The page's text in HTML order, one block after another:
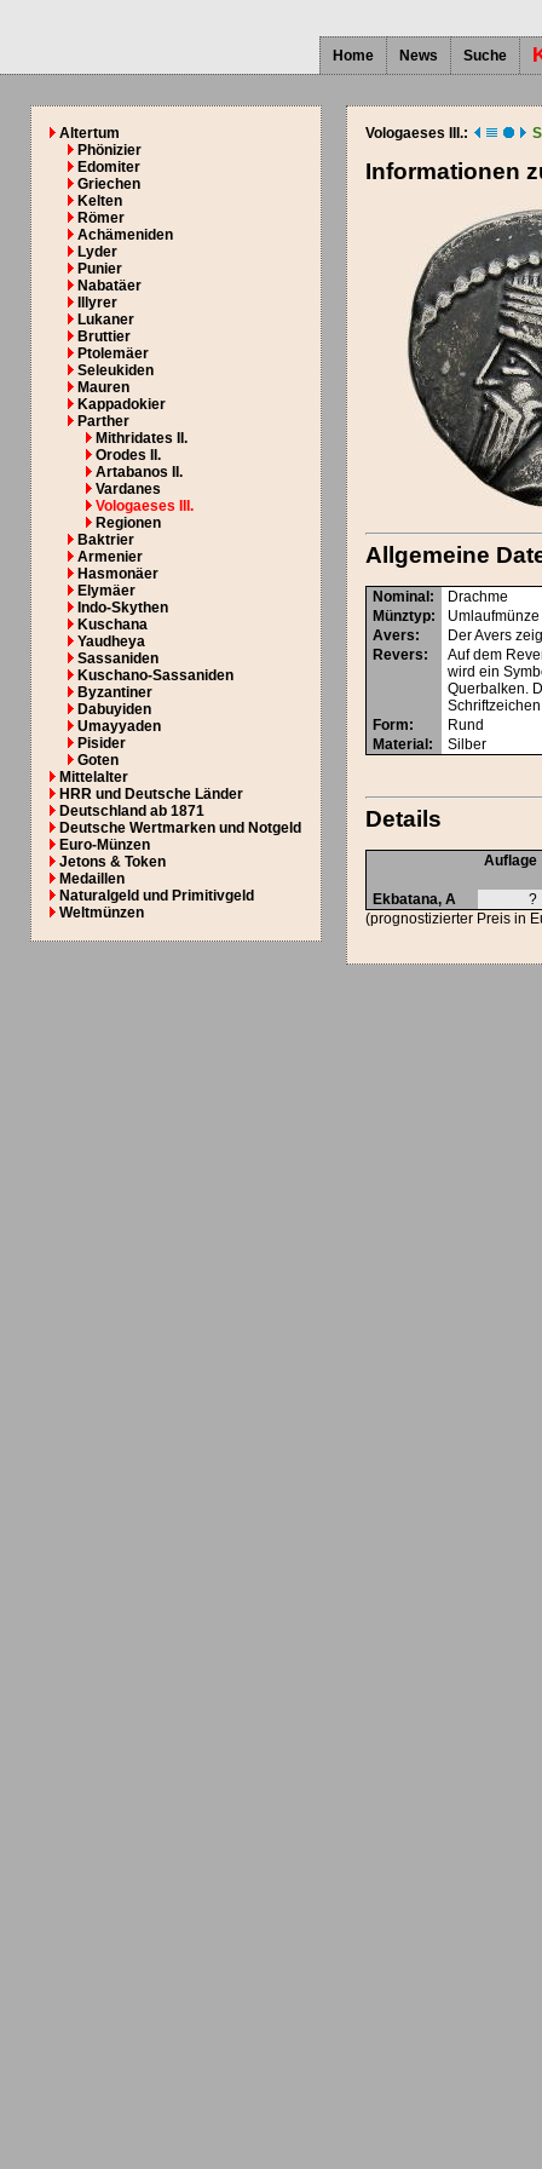
Home News Suche
Altertum
Phönizier
Edomiter
Griechen
Kelten
Römer
Achämeniden
Lyder
Punier
Nabatäer
Illyrer
Lukaner
Bruttier
Ptolemäer
Seleukiden
Mauren
Kappadokier
Parther
Mithridates II.
Orodes II.
Artabanos II.
Vardanes
Vologaeses III.
Regionen
Baktrier
Armenier
Hasmonäer
Elymäer
Indo-Skythen
Kuschana
Yaudheya
Sassaniden
Kuschano-Sassaniden
Byzantiner
Dabuyiden
Umayyaden
Pisider
Goten
Mittelalter
HRR und Deutsche Länder
Deutschland ab 1871
Deutsche Wertmarken und Notgeld
Euro-Münzen
Jetons & Token
Medaillen
Naturalgeld und Primitivgeld
Weltmünzen
Vologaeses III.:
Informationen
Allgemeine
Nominal :
Drachme
Münztyp:
Umlaufmünze
Avers:
Der Avers
Revers:
Auf dem
wird ein
Querbalken.
Form:
Rund
Material : Silber
Details
Auflage
Ekbatana, A
?
(prognostizierter Preis in